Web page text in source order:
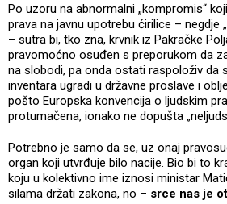
Po uzoru na abnormalni „kompromis“
prava na javnu upotrebu ćirilice – negdje
– sutra bi, tko zna, krvnik iz Pakračke
pravomoćno osuđen s preporukom da
na slobodi, pa onda ostati raspoloživ da
inventara ugradi u državne proslave i
pošto Europska konvencija o ljudskim
protumačena, ionako ne dopušta
Potrebno je samo da se, uz onaj
organ koji utvrđuje bilo nacije. Bio bi to
koju u kolektivno ime iznosi ministar
silama držati zakona, no – srce nas je